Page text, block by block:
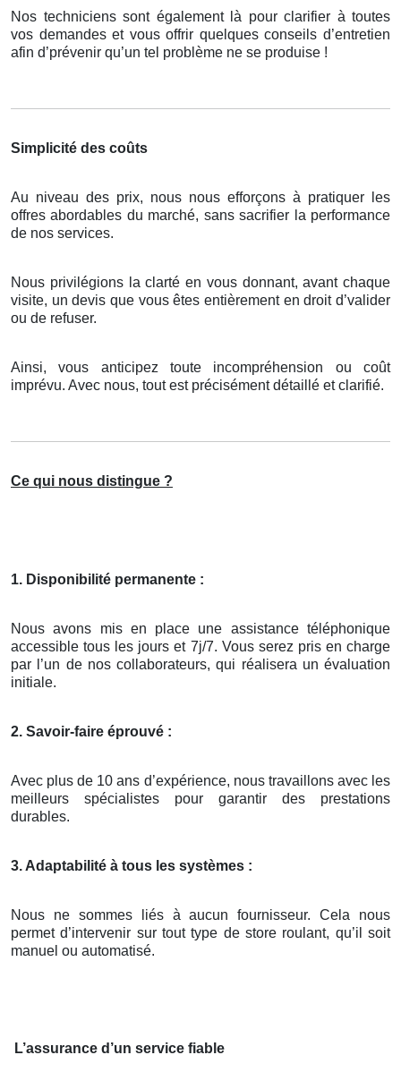
Nos techniciens sont également là pour clarifier à toutes
vos demandes et vous offrir quelques conseils d’entretien
afin d’prévenir qu’un tel problème ne se produise !
Simplicité des coûts
Au niveau des prix, nous nous efforçons à pratiquer les
offres abordables du marché, sans sacrifier la performance
de nos services.
Nous privilégions la clarté en vous donnant, avant chaque
visite, un devis que vous êtes entièrement en droit d’valider
ou de refuser.
Ainsi, vous anticipez toute incompréhension ou coût
imprévu. Avec nous, tout est précisément détaillé et clarifié.
Ce qui nous distingue ?
1. Disponibilité permanente :
Nous avons mis en place une assistance téléphonique
accessible tous les jours et 7j/7. Vous serez pris en charge
par l’un de nos collaborateurs, qui réalisera un évaluation
initiale.
2. Savoir-faire éprouvé :
Avec plus de 10 ans d’expérience, nous travaillons avec les
meilleurs spécialistes pour garantir des prestations
durables.
3. Adaptabilité à tous les systèmes :
Nous ne sommes liés à aucun fournisseur. Cela nous
permet d’intervenir sur tout type de store roulant, qu’il soit
manuel ou automatisé.
L’assurance d’un service fiable